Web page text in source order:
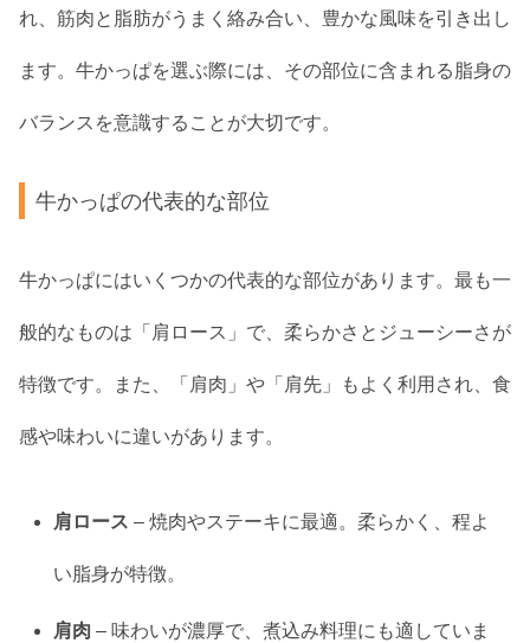
れ、筋肉と脂肪がうまく絡み合い、豊かな風味を引き出し
ます。牛かっぱを選ぶ際には、その部位に含まれる脂身の
バランスを意識することが大切です。
牛かっぱの代表的な部位
牛かっぱにはいくつかの代表的な部位があります。最も一
般的なものは「肩ロース」で、柔らかさとジューシーさが
特徴です。また、「肩肉」や「肩先」もよく利用され、食
感や味わいに違いがあります。
肩ロース – 焼肉やステーキに最適。柔らかく、程よ
い脂身が特徴。
肩肉 – 味わいが濃厚で、煮込み料理にも適していま